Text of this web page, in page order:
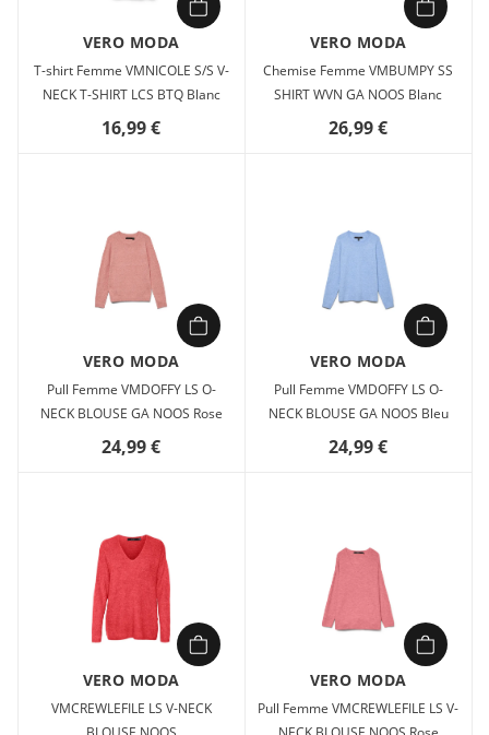
VERO MODA
T-shirt Femme VMNICOLE S/S V-
NECK T-SHIRT LCS BTQ Blanc
16,99 €
VERO MODA
Chemise Femme VMBUMPY SS
SHIRT WVN GA NOOS Blanc
26,99 €
VERO MODA
Pull Femme VMDOFFY LS O-
NECK BLOUSE GA NOOS Rose
24,99 €
VERO MODA
Pull Femme VMDOFFY LS O-
NECK BLOUSE GA NOOS Bleu
24,99 €
VERO MODA
VMCREWLEFILE LS V-NECK
VERO MODA
Pull Femme VMCREWLEFILE LS V-